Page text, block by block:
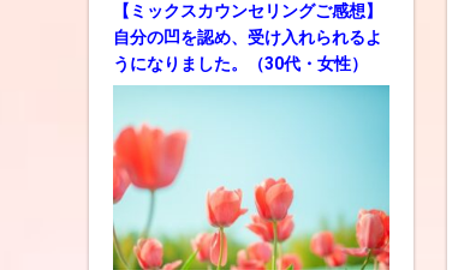
【ミックスカウンセリングご感想】
自分の凹を認め、受け入れられるよ
うになりました。（30代・女性）